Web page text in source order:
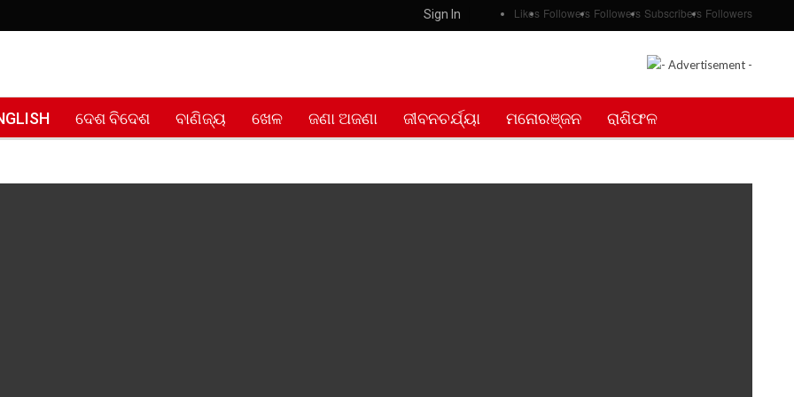
Likes Followers Followers Subscribers Followers
Sign In
ଦେଶ ବିଦେଶ ବାଣିଜ୍ୟ ଖେଳ ଜଣା ଅଜଣା ଜୀବନଚର୍ଯ୍ୟା ମନୋରଞ୍ଜନ ରାଶିଫଳ